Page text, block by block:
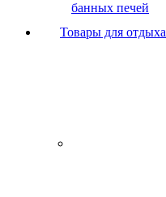
банных печей
Товары для отдыха